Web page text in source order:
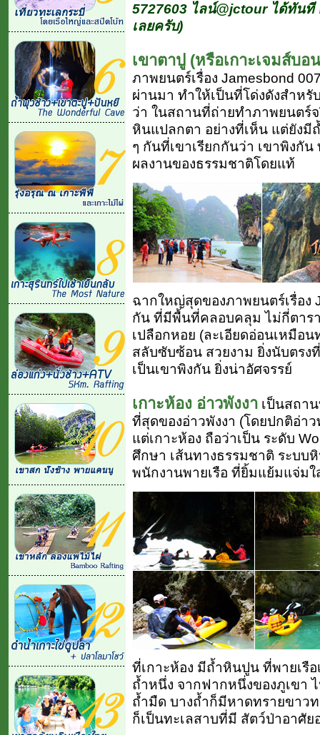
5727603 ไลน์@jctour ได้ทันที
เลยครับ)
เขาตาปู (หรือเกาะเจมส์บอ
ภาพยนตร์เรื่อง Jamesbond
ผ่านมา ทำให้เป็นที่โด่งดังสำห
ว่า ในสถานที่ถ่ายทำภาพยนตร์จ
หินแปลกตา อย่างที่เห็น แต่ยัง
ๆ กันที่เขาเรียกกันว่า เขาพิงกั
ผลงานของธรรมชาติโดยแท้
ฉากใหญ่สุดของภาพยนตร์เรื่อง
กัน ที่มีพื้นที่คลอบคลุม ไม่กี่ตาร
เปลือกหอย (ละเอียดอ่อนเหมือ
สลับซับซ้อน สวยงาม ยิ่งนับตรง
เป็นเขาพิงกัน ยิ่งน่าอัศจรรย์
เกาะห้อง อ่าวพังงา เป็นสถา
ที่สุดของอ่าวพังงา (โดยปกติอ่า
แต่เกาะห้อง ถือว่าเป็น ระดับ
ศึกษา เส้นทางธรรมชาติ ระบ
พนักงานพายเรือ ที่ยิ้มแย้มแจ่มใ
ที่เกาะห้อง มีถ้ำหินปูน ที่พายเรื
ถ้ำหนึ่ง จากฟากหนึ่งของภูเขา
ถ้ำมืด บางถ้ำก็มีหาดทรายขาว
ก็เป็นทะเลสาบที่มี สัตว์ป่าอาศั